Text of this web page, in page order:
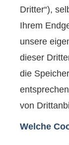
Dritter“),
Ihrem
unsere
dieser
die
von
Welche